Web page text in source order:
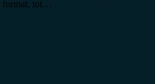
format, tot…